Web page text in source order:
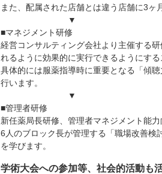
また、配属された店舗とは違う店舗に3ヶ
▼
■マネジメント研修
経営コンサルティング会社より主催する
れるように効果的に実行できるようにする
具体的には服薬指導時に重要となる「傾
行います。
▼
■管理者研修
新任薬局長研修、管理者マネジメント能
6人のブロック長が管理する「職場改善検
を学びます。
学術大会への参加等、社会的活動も